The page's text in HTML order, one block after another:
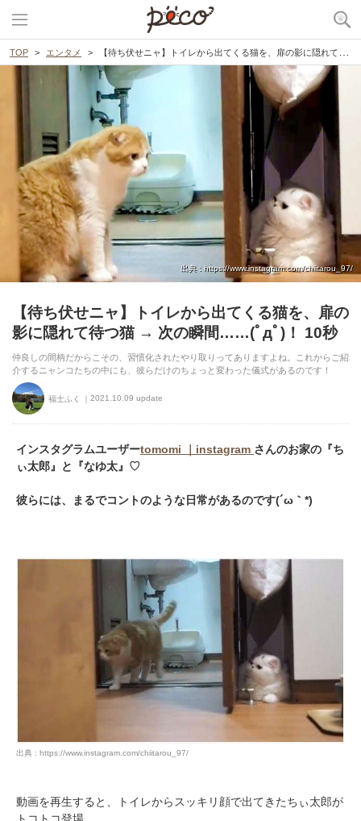
TOP エンタメ 【待ち伏せニャ】トイレから出てくる猫を、扉の影に隠れて待つ猫 → 次の瞬間……(ﾟдﾟ)！ 10秒
出典 : https://www.instagram.com/chiitarou_97/
【待ち伏せニャ】トイレから出てくる猫を、扉の
影に隠れて待つ猫 → 次の瞬間……(ﾟдﾟ)！ 10秒
仲良しの間柄だからこその、習慣化されたやり取りってありますよね。これからご紹
介するニャンコたちの中にも、彼らだけのちょっと変わった儀式があるのです！
福士ふく 2021.10.09 update
インスタグラムユーザーtomomi ｜instagram さんのお家の『ち
ぃ太郎』と『なゆ太』♡
彼らには、まるでコントのような日常があるのです(´ω｀*)
出典 : https://www.instagram.com/chiitarou_97/
動画を再生すると、トイレからスッキリ顔で出てきたちぃ太郎が